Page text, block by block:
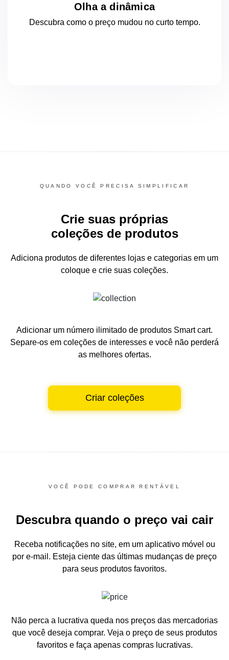
Olha a dinâmica
Descubra como o preço mudou no curtotempo.
QUANDO VOCÊ PRECISA SIMPLIFICAR
Crie suas próprias
coleções de produtos
Adiciona produtos de diferentes lojas e categorias em um
coloque e crie suas coleções.
Adicionar um número ilimitado de produtos Smart cart.
Separe-os em coleções de interesses e você não perderá
as melhores ofertas.
Criar coleções
VOCÊ PODE COMPRAR RENTÁVEL
Descubra quando o preço vai cair
Receba notificações no site, em um aplicativo móvel ou
por e-mail. Esteja ciente das últimas mudanças de preço
para seus produtos favoritos.
Não perca a lucrativa queda nos preços das mercadorias
que você deseja comprar. Veja o preço de seus produtos
favoritos e faça apenas compras lucrativas.